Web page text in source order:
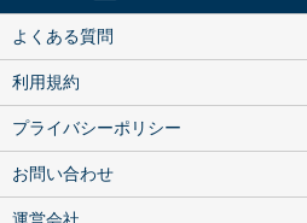
よくある質問
利用規約
プライバシーポリシー
お問い合わせ
運営会社